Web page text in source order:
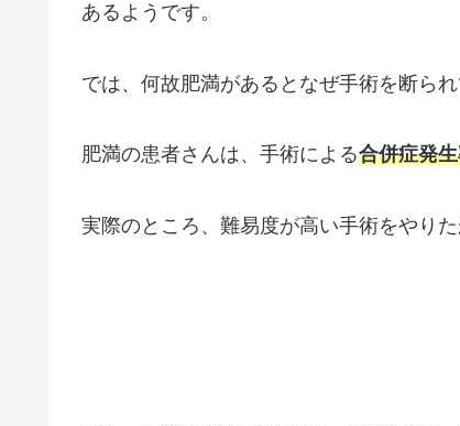
あるようです。
では、何故肥満があるとなぜ手術を断ら
肥満の患者さんは、手術による合併症発
実際のところ、難易度が高い手術をやり